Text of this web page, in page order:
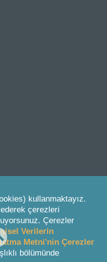
kullanmaktayız.
çerezleri
Çerezler
Verilerin
Metni'nin Çerezler
bölümünde